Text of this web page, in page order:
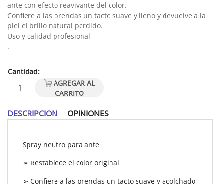
ante con efecto reavivante del color.
Confiere a las prendas un tacto suave y lleno y devuelve a la
piel el brillo natural perdido.
Uso y calidad profesional
.
Cantidad:
AGREGAR AL
CARRITO
DESCRIPCION OPINIONES
Spray neutro para ante
➢ Restablece el color original
➢ Confiere a las prendas un tacto suave y acolchado